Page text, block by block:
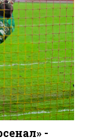
-